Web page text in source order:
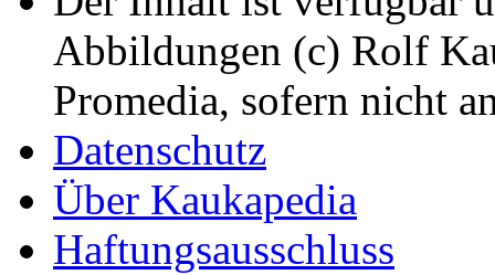
Abbildungen (c) Rolf
Promedia, sofern nicht
Datenschutz
Über Kaukapedia
Haftungsausschluss